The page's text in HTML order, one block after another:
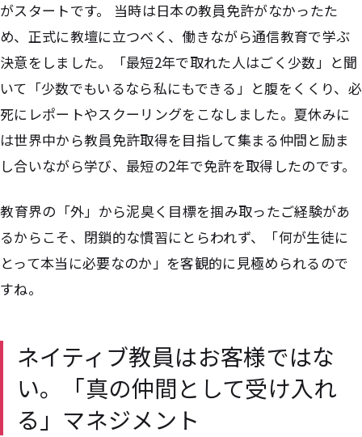
がスタートです。 当時は日本の教員免許がなかったた
め、正式に教壇に立つべく、働きながら通信教育で学ぶ
決意をしました。「最短2年で取れた人はごく少数」と聞
いて「少数でもいるなら私にもできる」と腹をくくり、必
死にレポートやスクーリングをこなしました。夏休みに
は世界中から教員免許取得を目指して集まる仲間と励ま
し合いながら学び、最短の2年で免許を取得したのです。
――教育界の「外」から泥臭く目標を掴み取ったご経験があ
るからこそ、閉鎖的な慣習にとらわれず、「何が生徒に
とって本当に必要なのか」を客観的に見極められるので
すね。
ネイティブ教員はお客様ではな
い。「真の仲間として受け入れ
る」マネジメント